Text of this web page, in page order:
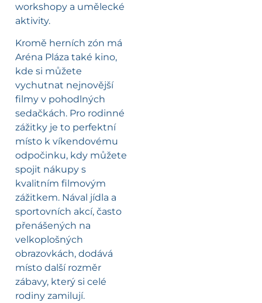
workshopy a umělecké
aktivity.
Kromě herních zón má
Aréna Pláza také kino,
kde si můžete
vychutnat nejnovější
filmy v pohodlných
sedačkách. Pro rodinné
zážitky je to perfektní
místo k víkendovému
odpočinku, kdy můžete
spojit nákupy s
kvalitním filmovým
zážitkem. Nával jídla a
sportovních akcí, často
přenášených na
velkoplošných
obrazovkách, dodává
místo další rozměr
zábavy, který si celé
rodiny zamilují.